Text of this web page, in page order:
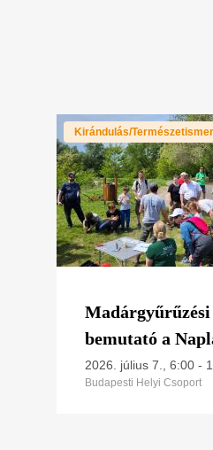
Kirándulás/
Madárgyűrűzési
bemutató a
(CES 9.)
2026. július 7., 6:00 -
Budapesti Helyi Csoport